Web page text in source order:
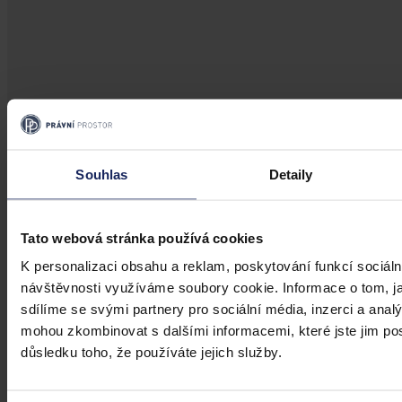
Souhlas Detaily
Tato webová stránka používá cookies
K personalizaci obsahu a reklam, poskytování funkcí
návštěvnosti využíváme soubory cookie. Informace o tom,
sdílíme se svými partnery pro sociální média, inzerci a
mohou zkombinovat s dalšími informacemi, které jste jim
důsledku toho, že používáte jejich služby.
Články